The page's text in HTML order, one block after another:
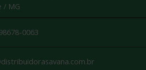
/ MG
0063